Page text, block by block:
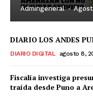
Admingeneral -
DIARIO LOS ANDES
DIARIO DIGITAL agosto 8,
Fiscalía investiga
traída desde Puno a